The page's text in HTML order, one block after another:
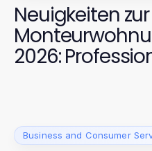
Neuigkeiten zur
2026:
Business and Consumer